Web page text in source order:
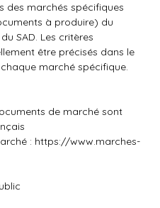
des marchés spécifiques
à produire) du
SAD. Les critères
être précisés dans le
marché spécifique.
de marché sont
: https://www.marches-